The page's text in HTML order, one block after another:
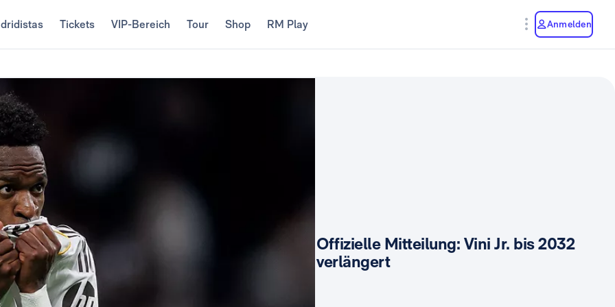
Tickets VIP-Bereich Tour Shop RM Play Anmelden
Offizielle Mitteilung: Vini Jr. bis 2032
verlängert